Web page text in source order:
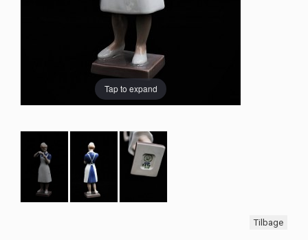
Tap to expand
Tilbage